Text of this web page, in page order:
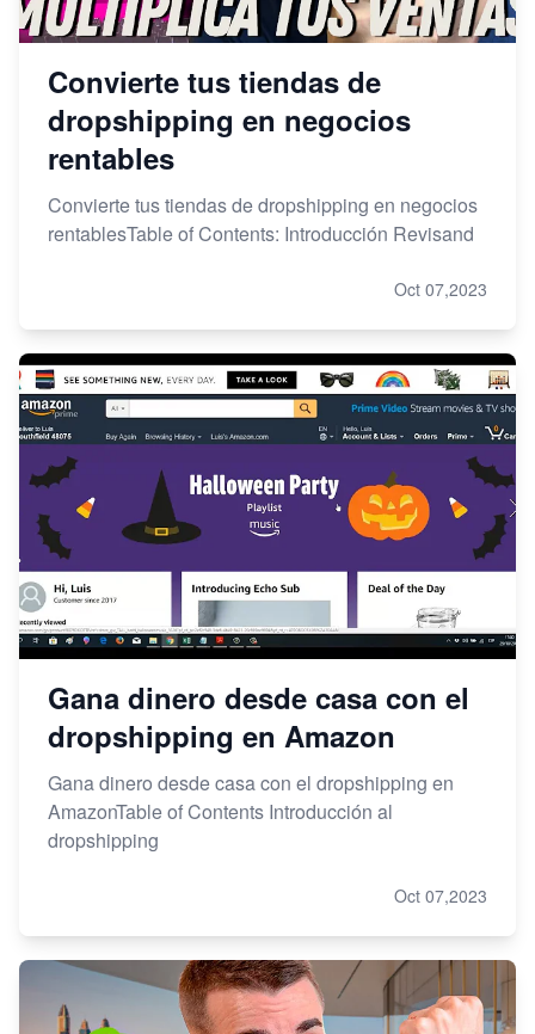
Convierte tus tiendas de
dropshipping en negocios
rentables
Convierte tus tiendas de dropshipping en negocios
rentablesTable of Contents: Introducción Revisand
Oct 07,2023
Gana dinero desde casa con el
dropshipping en Amazon
Gana dinero desde casa con el dropshipping en
AmazonTable of Contents Introducción al
dropshipping
Oct 07,2023